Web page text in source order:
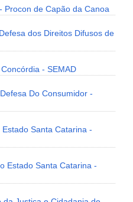
Procon de Capão da Canoa
dos Direitos Difusos de
- SEMAD
Do Consumidor -
Santa Catarina -
Estado Santa Catarina -